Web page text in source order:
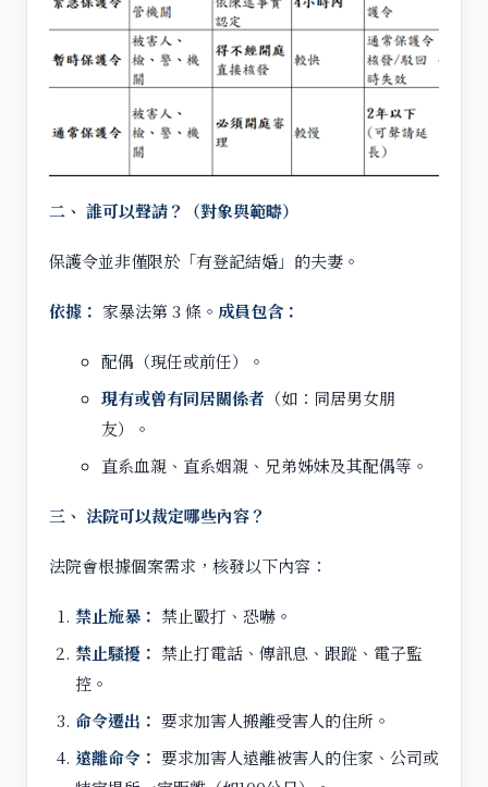
二、 誰可以聲請？（對象與範疇）
保護令並非僅限於「有登記結婚」的夫妻。
依據： 家暴法第 3 條。 成員包含：
配偶（現任或前任）。
現有或曾有同居關係者 （如：同居男女朋
友）。
直系血親、直系姻親、兄弟姊妹及其配偶等。
三、 法院可以裁定哪些內容？
法院會根據個案需求，核發以下內容：
禁止施暴： 禁止毆打、恐嚇。
禁止騷擾： 禁止打電話、傳訊息、跟蹤、電子監
控。
命令遷出： 要求加害人搬離受害人的住所。
遠離命令： 要求加害人遠離被害人的住家、公司或